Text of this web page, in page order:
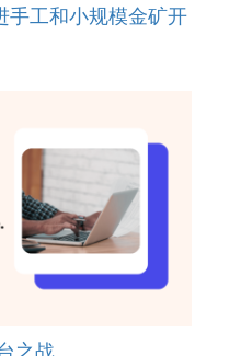
手工和小规模金矿开
之战